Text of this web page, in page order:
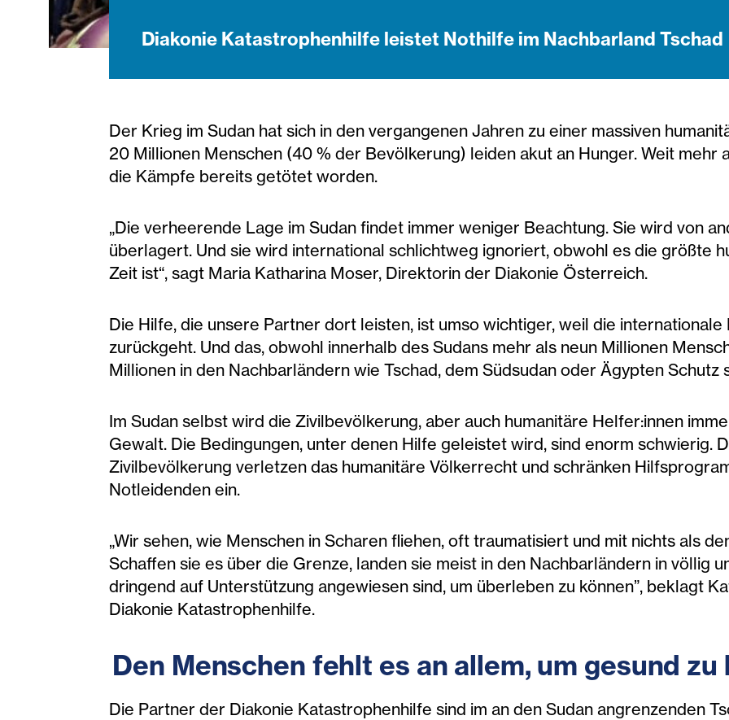
Diakonie Katastrophenhilfe leistet Nothilfe im Nachbarland Tschad
Der Krieg im Sudan hat sich in den vergangenen Jahren zu einer massiven
20 Millionen Menschen (40 % der Bevölkerung) leiden akut an Hunger. Weit mehr
die Kämpfe bereits getötet worden.
„Die verheerende Lage im Sudan findet immer weniger Beachtung. Sie wird von
überlagert. Und sie wird international schlichtweg ignoriert, obwohl es die größte
Zeit ist“, sagt Maria Katharina Moser, Direktorin der Diakonie Österreich.
Die Hilfe, die unsere Partner dort leisten, ist umso wichtiger, weil die internationale
zurückgeht. Und das, obwohl innerhalb des Sudans mehr als neun Millionen
Millionen in den Nachbarländern wie Tschad, dem Südsudan oder Ägypten Schutz
Im Sudan selbst wird die Zivilbevölkerung, aber auch humanitäre Helfer:innen
Gewalt. Die Bedingungen, unter denen Hilfe geleistet wird, sind enorm schwierig.
Zivilbevölkerung verletzen das humanitäre Völkerrecht und schränken
Notleidenden ein.
„Wir sehen, wie Menschen in Scharen fliehen, oft traumatisiert und mit nichts als
Schaffen sie es über die Grenze, landen sie meist in den Nachbarländern in völlig
dringend auf Unterstützung angewiesen sind, um überleben zu können”, beklagt
Diakonie Katastrophenhilfe.
Den Menschen fehlt es an allem, um gesund zu
Die Partner der Diakonie Katastrophenhilfe sind im an den Sudan angrenzenden